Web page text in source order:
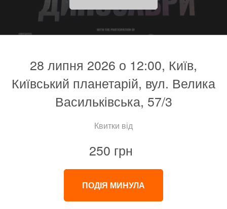
28 липня 2026 о 12:00, Київ,
Київський планетарій, вул. Велика
Васильківська, 57/3
Квитки від
250 грн
ПОДІЯ МИНУЛА